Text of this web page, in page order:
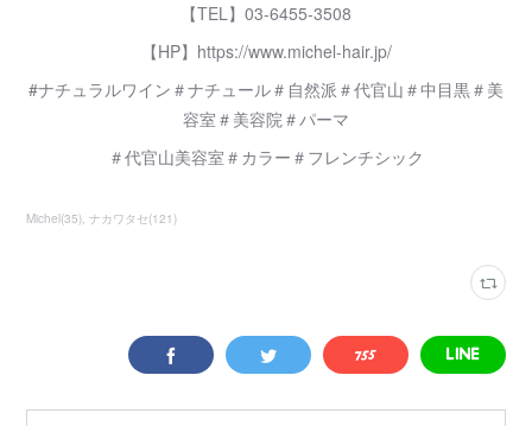
【TEL】03-6455-3508
【HP】https://www.michel-hair.jp/
#ナチュラルワイン＃ナチュール＃自然派＃代官山＃中目黒＃美
容室＃美容院＃パーマ
＃代官山美容室＃カラー＃フレンチシック
Michel(35) ナカワタセ(121)